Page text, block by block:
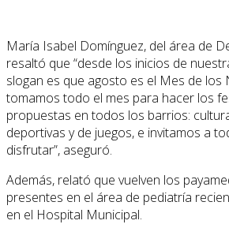
María Isabel Domínguez, del área de
resaltó que “desde los inicios de
slogan es que agosto es el Mes de los
tomamos todo el mes para hacer los
propuestas en todos los barrios:
deportivas y de juegos, e invitamos a
disfrutar”, aseguró.
Además, relató que vuelven los
presentes en el área de pediatría
en el Hospital Municipal.